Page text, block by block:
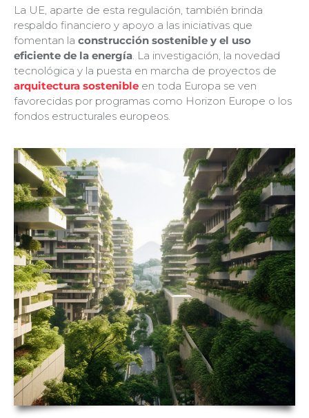
La UE, aparte de esta regulación, también brinda
respaldo financiero y apoyo a las iniciativas que
fomentan la construcción sostenible y el uso
eficiente de la energía . La investigación, la novedad
tecnológica y la puesta en marcha de proyectos de
arquitectura sostenible en toda Europa se ven
favorecidas por programas como Horizon Europe o los
fondos estructurales europeos.